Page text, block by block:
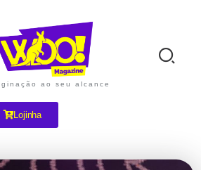
ao seu alcance
Lojinha